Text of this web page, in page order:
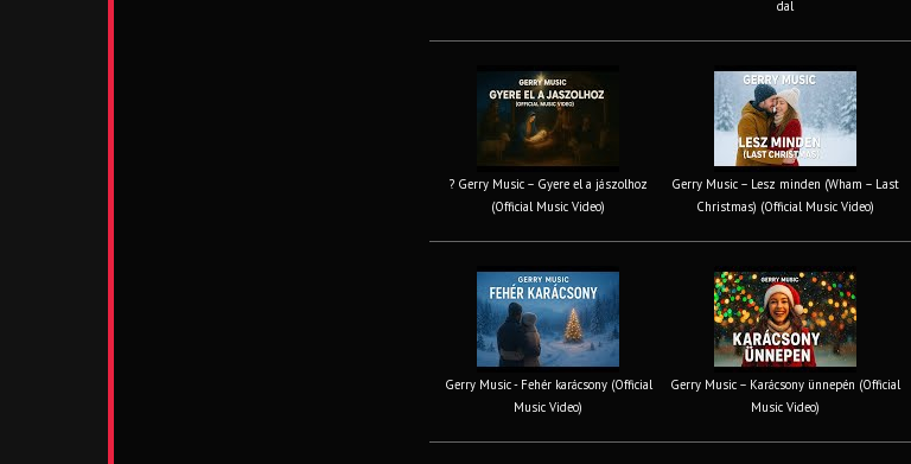
dal
? Gerry Music – Gyere el a jászolhoz
(Official Music Video)
Gerry Music – Lesz minden (Wham – Last
Christmas) (Official Music Video)
Gerry Music - Fehér karácsony (Official
Music Video)
Gerry Music – Karácsony ünnepén (Official
Music Video)